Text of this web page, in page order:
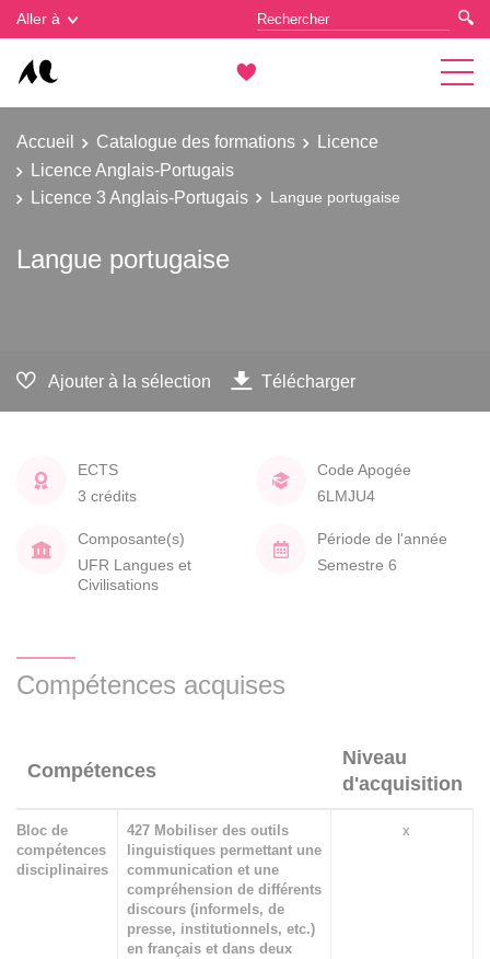
Aller à
Accueil Catalogue des formations
Licence
Licence Anglais-Portugais
Licence 3 Anglais-Portugais
Langue portugaise
Langue portugaise
Ajouter à la sélection Télécharger
ECTS
3 crédits
Code Apogée
6LMJU4
Composante(s)
UFR Langues et
Civilisations
Période de l'année
Semestre 6
Compétences acquises
Compétences
Niveau
d'acquisition
Bloc de
compétences
disciplinaires
427 Mobiliser des outils
linguistiques permettant une
communication et une
compréhension de différents
discours (informels, de
presse, institutionnels, etc.)
en français et dans deux
x
Gestion des cookies